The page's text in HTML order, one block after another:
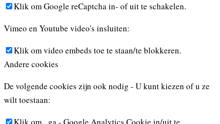
Klik om Google reCaptcha in- of uit te schakelen.
Vimeo en Youtube video's insluiten:
Klik om video embeds toe te staan/te blokkeren.
Andere cookies
De volgende cookies zijn ook nodig - U kunt kiezen of u ze
wilt toestaan: